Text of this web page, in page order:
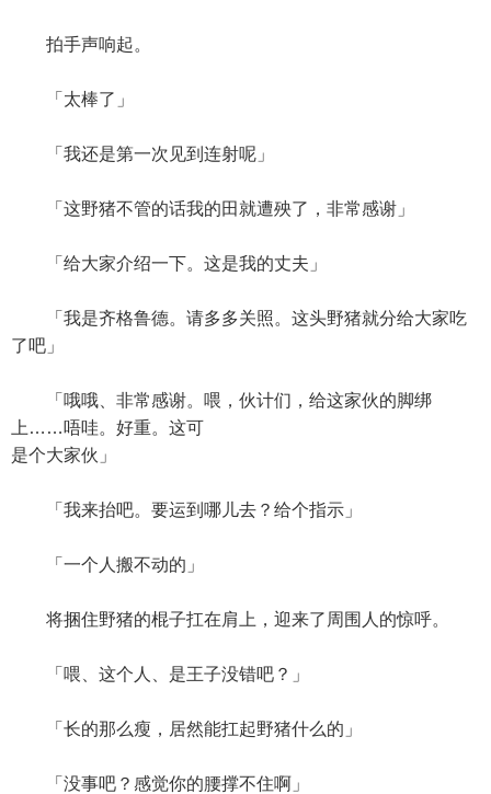
拍手声响起。
「太棒了」
「我还是第一次见到连射呢」
「这野猪不管的话我的田就遭殃了，非常感谢」
「给大家介绍一下。这是我的丈夫」
「我是齐格鲁德。请多多关照。这头野猪就分给大家吃
了吧」
「哦哦、非常感谢。喂，伙计们，给这家伙的脚绑
上……唔哇。好重。这可
是个大家伙」
「我来抬吧。要运到哪儿去？给个指示」
「一个人搬不动的」
将捆住野猪的棍子扛在肩上，迎来了周围人的惊呼。
「喂、这个人、是王子没错吧？」
「长的那么瘦，居然能扛起野猪什么的」
「没事吧？感觉你的腰撑不住啊」